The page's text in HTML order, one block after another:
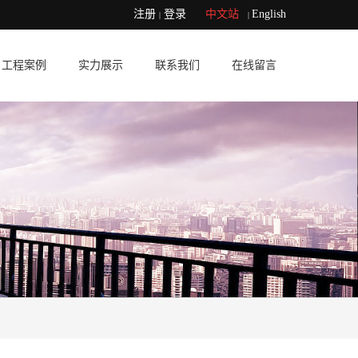
注册 | 登录 中文站 | English
工程案例 实力展示 联系我们 在线留言